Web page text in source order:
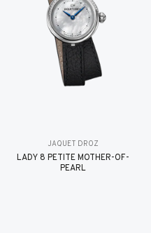
JAQUET DROZ
LADY 8 PETITE MOTHER-OF-
PEARL